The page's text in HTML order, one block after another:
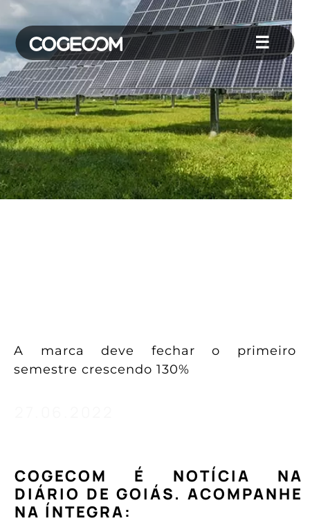
☰
A marca deve fechar o primeiro
semestre crescendo 130%
COGECOM É NOTÍCIA NA
DIÁRIO DE GOIÁS. ACOMPANHE
NA ÍNTEGRA: